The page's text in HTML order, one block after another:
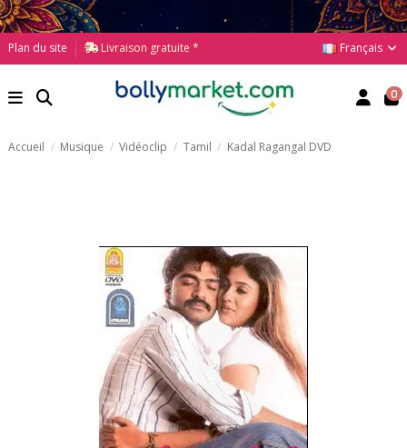
Plan du site Livraison gratuite * Français
0
Accueil Musique Vidéoclip Tamil Kadal Ragangal DVD